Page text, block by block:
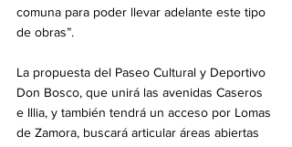
comuna para poder llevar adelante este tipo
de obras”.
La propuesta del Paseo Cultural y Deportivo
Don Bosco, que unirá las avenidas Caseros
e Illia, y también tendrá un acceso por Lomas
de Zamora, buscará articular áreas abiertas